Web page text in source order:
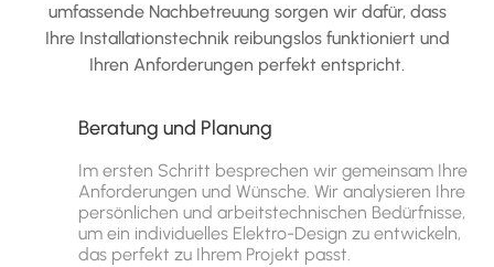
umfassende Nachbetreuung sorgen wir dafür, dass
Ihre Installationstechnik reibungslos funktioniert und
Ihren Anforderungen perfekt entspricht.
Beratung und Planung
Im ersten Schritt besprechen wir gemeinsam Ihre
Anforderungen und Wünsche. Wir analysieren Ihre
persönlichen und arbeitstechnischen Bedürfnisse,
um ein individuelles Elektro-Design zu entwickeln,
das perfekt zu Ihrem Projekt passt.